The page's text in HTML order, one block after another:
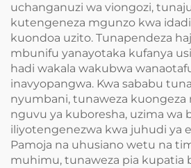
uchanganuzi wa viongozi,
kutengeneza mgunzo kwa
kuondoa uzito. Tunapendeza
mbunifu yanayotaka kufanya
hadi wakala wakubwa
inavyopangwa. Kwa sababu
nyumbani, tunaweza kuongeza
nguvu ya kuboresha, uzima wa
iliyotengenezwa kwa juhudi ya
Pamoja na uhusiano wetu na
muhimu, tunaweza pia kupatia